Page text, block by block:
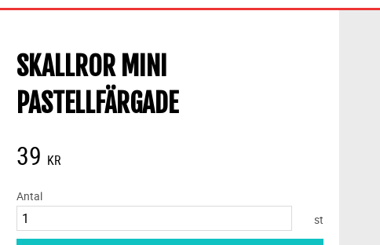
SKALLROR MINI
PASTELLFÄRGADE
39 KR
Antal
st